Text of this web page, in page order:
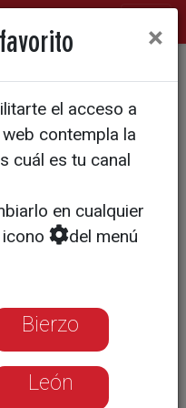
con
los
no
×
el acceso a
contempla la
cuál es tu canal
en cualquier
del menú
Bierzo
León